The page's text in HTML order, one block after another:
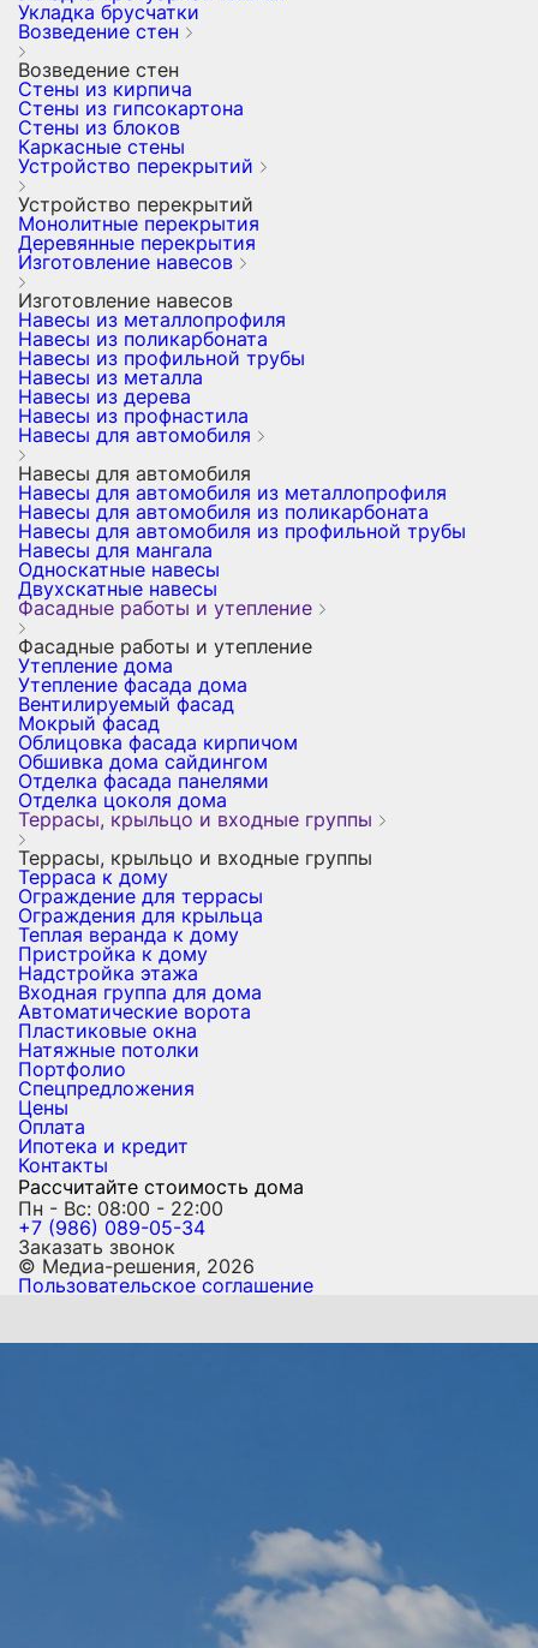
Укладка брусчатки
Возведение стен
Возведение стен
Стены из кирпича
Стены из гипсокартона
Стены из блоков
Каркасные стены
Устройство перекрытий
Устройство перекрытий
Монолитные перекрытия
Деревянные перекрытия
Изготовление навесов
Изготовление навесов
Навесы из металлопрофиля
Навесы из поликарбоната
Навесы из профильной трубы
Навесы из металла
Навесы из дерева
Навесы из профнастила
Навесы для автомобиля
Навесы для автомобиля
Навесы для автомобиля из металлопрофиля
Навесы для автомобиля из поликарбоната
Навесы для автомобиля из профильной трубы
Навесы для мангала
Односкатные навесы
Двухскатные навесы
Фасадные работы и утепление
Фасадные работы и утепление
Утепление дома
Утепление фасада дома
Вентилируемый фасад
Мокрый фасад
Облицовка фасада кирпичом
Обшивка дома сайдингом
Отделка фасада панелями
Отделка цоколя дома
Террасы, крыльцо и входные группы
Террасы, крыльцо и входные группы
Терраса к дому
Ограждение для террасы
Ограждения для крыльца
Теплая веранда к дому
Пристройка к дому
Надстройка этажа
Входная группа для дома
Автоматические ворота
Пластиковые окна
Натяжные потолки
Портфолио
Спецпредложения
Цены
Оплата
Ипотека и кредит
Контакты
Рассчитайте стоимость дома
Пн - Вс: 08:00 - 22:00
+7 (986) 089-05-34
Заказать звонок
© Медиа-решения, 2026
Пользовательское соглашение